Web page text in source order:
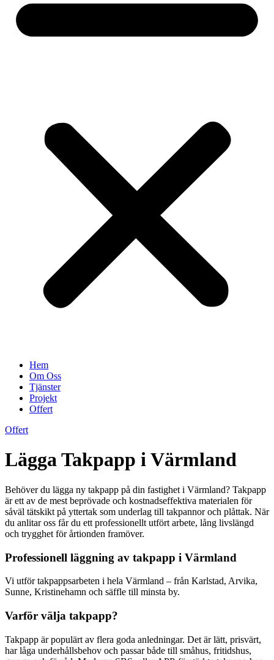
Hem
Om Oss
Tjänster
Projekt
Offert
Offert
Lägga Takpapp i Värmland
Behöver du lägga ny takpapp på din fastighet i Värmland? Takpapp
är ett av de mest beprövade och kostnadseffektiva materialen för
såväl tätskikt på yttertak som underlag till takpannor och plåttak. När
du anlitar oss får du ett professionellt utfört arbete, lång livslängd
och trygghet för årtionden framöver.
Professionell läggning av takpapp i Värmland
Vi utför takpappsarbeten i hela Värmland – från Karlstad, Arvika,
Sunne, Kristinehamn och säffle till minsta by.
Varför välja takpapp?
Takpapp är populärt av flera goda anledningar. Det är lätt, prisvärt,
har låga underhållsbehov och passar både till småhus, fritidshus,